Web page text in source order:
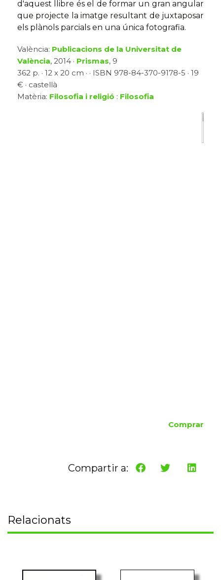
d'aquest llibre és el de formar un gran angular
que projecte la imatge resultant de juxtaposar
els plànols parcials en una única fotografia.
València: Publicacions de la Universitat de
València, 2014 · Prismas, 9
362 p. · 12 x 20 cm · · ISBN 978-84-370-9178-5 · 19
€ · castellà
Matèria: Filosofia i religió : Filosofia
Comprar
Compartir a:
Relacionats